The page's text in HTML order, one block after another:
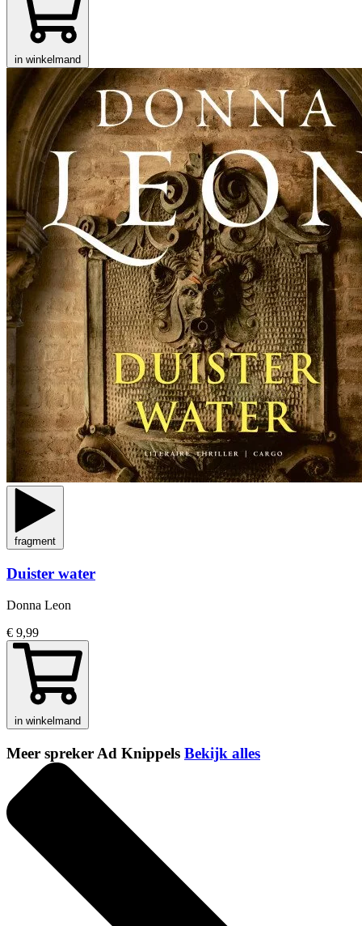
in winkelmand
fragment
Duister water
Donna Leon
€ 9,99
in winkelmand
Meer spreker Ad Knippels Bekijk alles